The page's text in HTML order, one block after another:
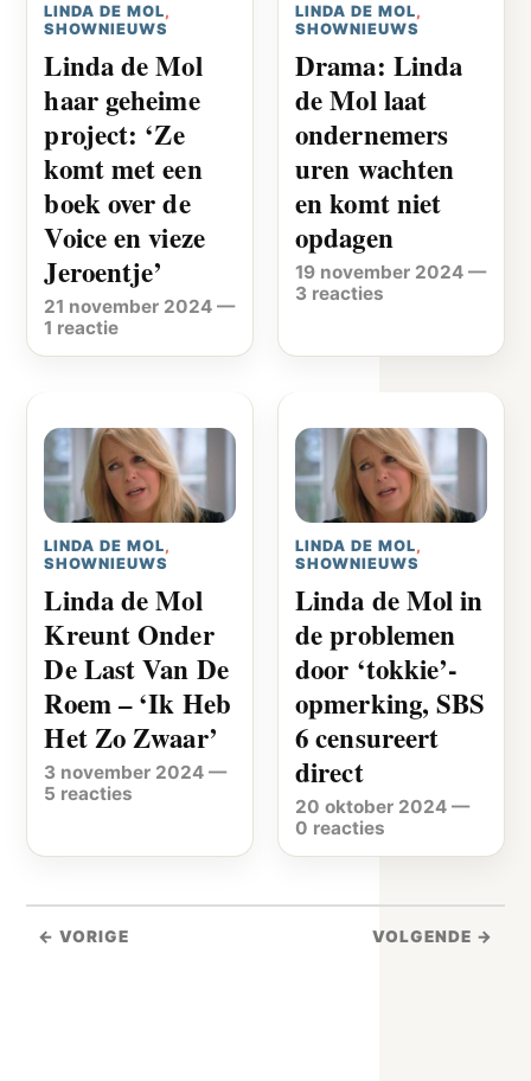
LINDA DE MOL,
SHOWNIEUWS
Linda de Mol
haar geheime
project: ‘Ze
komt met een
boek over de
Voice en vieze
Jeroentje’
21 november 2024 —
1 reactie
LINDA DE MOL,
SHOWNIEUWS
Drama: Linda
de Mol laat
ondernemers
uren wachten
en komt niet
opdagen
19 november 2024 —
3 reacties
LINDA DE MOL,
SHOWNIEUWS
Linda de Mol
Kreunt Onder
De Last Van De
Roem – ‘Ik Heb
Het Zo Zwaar’
3 november 2024 —
5 reacties
LINDA DE MOL,
SHOWNIEUWS
Linda de Mol in
de problemen
door ‘tokkie’-
opmerking, SBS
6 censureert
direct
20 oktober 2024 —
0 reacties
← VORIGE VOLGENDE →